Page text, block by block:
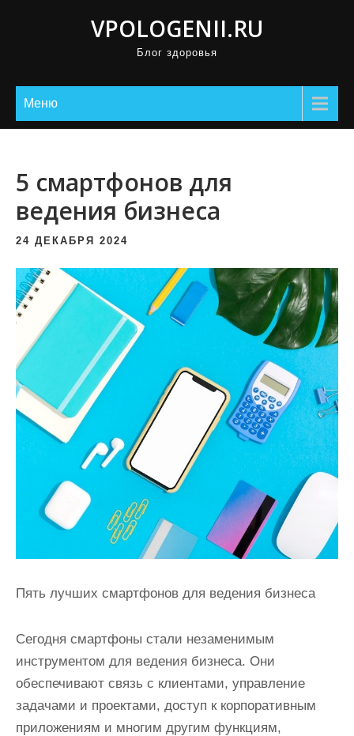
VPOLOGENII.RU
Блог здоровья
Меню
5 смартфонов для
ведения бизнеса
24 ДЕКАБРЯ 2024
Пять лучших смартфонов для ведения бизнеса
Сегодня смартфоны стали незаменимым
инструментом для ведения бизнеса. Они
обеспечивают связь с клиентами, управление
задачами и проектами, доступ к корпоративным
приложениям и многим другим функциям,